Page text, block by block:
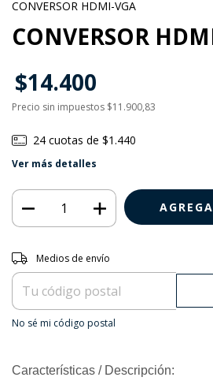
CONVERSOR HDMI-VGA
CONVERSOR
$14.400
Precio sin impuestos $11.900,83
24 cuotas de $1.440
Ver más detalles
Entregas para el CP:
Medios de envío
No sé mi código postal
Características / Descripción: